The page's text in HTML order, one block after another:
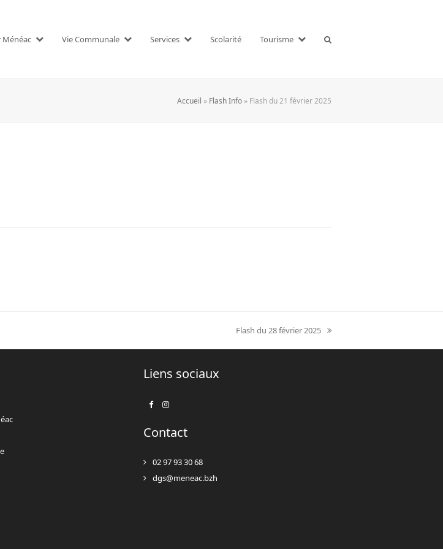
Ménéac Vie Communale Services Scolarité Tourisme
Accueil » Flash Info » Flash du 21 février 2025
next
post:
Flash du 28 février 2025
Liens sociaux
FacebookInstagram
Contact
02 97 93 30 68
dgs@meneac.bzh